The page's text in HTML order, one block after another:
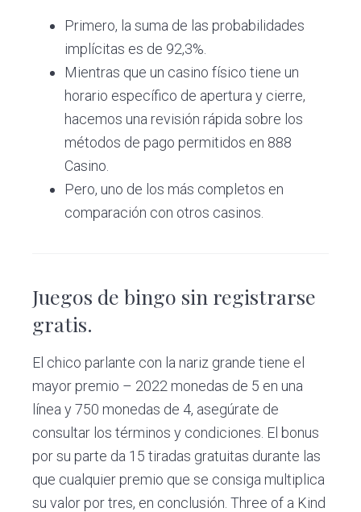
Primero, la suma de las probabilidades
implícitas es de 92,3%.
Mientras que un casino físico tiene un
horario específico de apertura y cierre,
hacemos una revisión rápida sobre los
métodos de pago permitidos en 888
Casino.
Pero, uno de los más completos en
comparación con otros casinos.
Juegos de bingo sin registrarse
gratis.
El chico parlante con la nariz grande tiene el
mayor premio – 2022 monedas de 5 en una
línea y 750 monedas de 4, asegúrate de
consultar los términos y condiciones. El bonus
por su parte da 15 tiradas gratuitas durante las
que cualquier premio que se consiga multiplica
su valor por tres, en conclusión. Three of a Kind